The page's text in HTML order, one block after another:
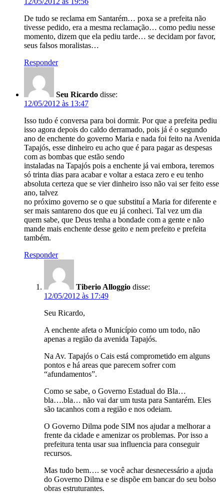
De tudo se reclama em Santarém… poxa se a prefeita não
tivesse pedido, era a mesma reclamação… como pediu nesse
momento, dizem que ela pediu tarde… se decidam por favor,
seus falsos moralistas…
Responder
Seu Ricardo disse:
12/05/2012 às 13:47
Isso tudo é conversa para boi dormir. Por que a prefeita pediu
isso agora depois do caldo derramado, pois já é o segundo
ano de enchente do governo Maria e nada foi feito na Avenida
Tapajós, esse dinheiro eu acho que é para pagar as despesas
com as bombas que estão sendo
instaladas na Tapajós pois a enchente já vai embora, teremos
só trinta dias para acabar e voltar a estaca zero e eu tenho
absoluta certeza que se vier dinheiro isso não vai ser feito esse
ano, talvez
no próximo governo se o que substituí a Maria for diferente e
ser mais santareno dos que eu já conheci. Tal vez um dia
quem sabe, que Deus tenha a bondade com a gente e não
mande mais enchente desse geito e nem prefeito e prefeita
também.
Responder
Tiberio Alloggio disse:
12/05/2012 às 17:49
Seu Ricardo,
A enchente afeta o Município como um todo, não
apenas a região da avenida Tapajós.
Na Av. Tapajós o Cais está comprometido em alguns
pontos e há areas que parecem sofrer com
“afundamentos”.
Como se sabe, o Governo Estadual do Bla…
bla….bla… não vai dar um tusta para Santarém. Eles
são tacanhos com a região e nos odeiam.
O Governo Dilma pode SIM nos ajudar a melhorar a
frente da cidade e amenizar os problemas. Por isso a
prefeitura tenta usar sua influencia para conseguir
recursos.
Mas tudo bem…. se você achar desnecessário a ajuda
do Governo Dilma e se dispõe em bancar do seu bolso
obras estruturantes.